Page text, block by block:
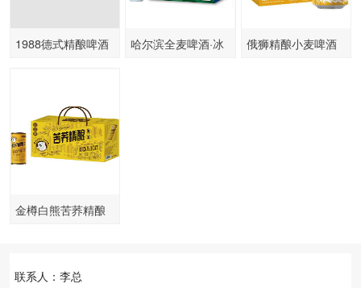
1988德式精酿啤酒
哈尔滨全麦啤酒·冰
俄狮精酿小麦啤酒
金樽白熊苦荞精酿
联系人：李总